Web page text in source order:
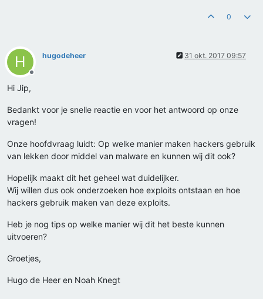
0
H
Offline
hugodeheer 31 okt. 2017 09:57
Hi Jip,
Bedankt voor je snelle reactie en voor het antwoord op onze
vragen!
Onze hoofdvraag luidt: Op welke manier maken hackers gebruik
van lekken door middel van malware en kunnen wij dit ook?
Hopelijk maakt dit het geheel wat duidelijker.
Wij willen dus ook onderzoeken hoe exploits ontstaan en hoe
hackers gebruik maken van deze exploits.
Heb je nog tips op welke manier wij dit het beste kunnen
uitvoeren?
Groetjes,
Hugo de Heer en Noah Knegt